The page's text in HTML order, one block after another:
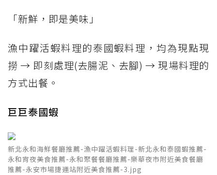
「新鮮，即是美味」
漁中躍活蝦料理的泰國蝦料理，均為現點現
撈 → 即刻處理(去腸泥、去腳) → 現場料理的
方式出餐。
巨巨泰國蝦
新北永和海鮮餐廳推薦-漁中躍活蝦料理-新北永和泰國蝦推薦-
永和宵夜美食推薦-永和聚餐餐廳推薦-樂華夜市附近美食餐廳
推薦-永安市場捷運站附近美食推薦-3.jpg